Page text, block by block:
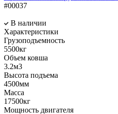
#00037
В наличии
Характеристики
Грузоподъемность
5500кг
Объем ковша
3.2м3
Высота подъема
4500мм
Масса
17500кг
Мощность двигателя